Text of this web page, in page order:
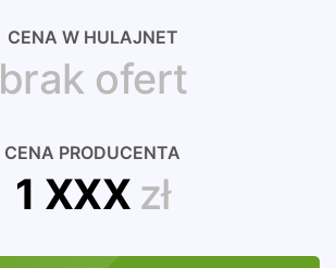
CENA W HULAJNET
brak ofert
CENA PRODUCENTA
1 XXX zł